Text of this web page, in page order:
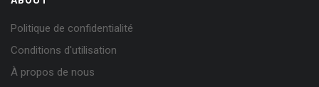
Politique de confidentialité
Conditions d'utilisation
À propos de nous